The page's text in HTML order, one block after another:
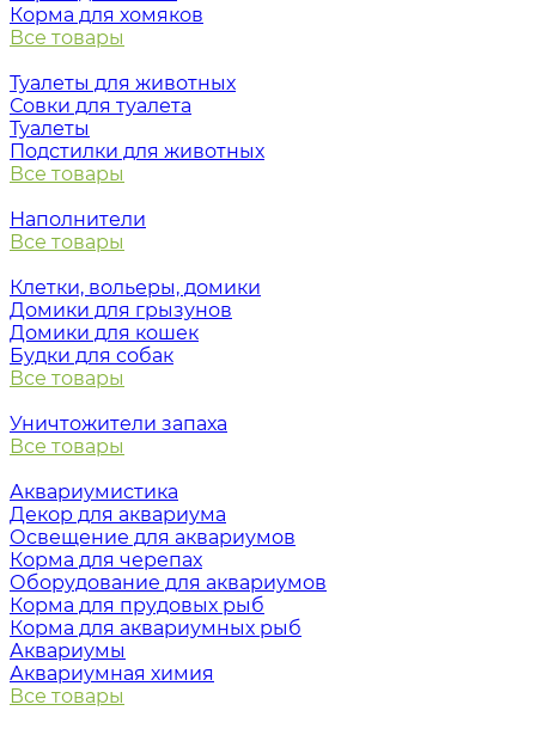
Корма для хомяков
Все товары
Туалеты для животных
Совки для туалета
Туалеты
Подстилки для животных
Все товары
Наполнители
Все товары
Клетки, вольеры, домики
Домики для грызунов
Домики для кошек
Будки для собак
Все товары
Уничтожители запаха
Все товары
Аквариумистика
Декор для аквариума
Освещение для аквариумов
Корма для черепах
Оборудование для аквариумов
Корма для прудовых рыб
Корма для аквариумных рыб
Аквариумы
Аквариумная химия
Все товары